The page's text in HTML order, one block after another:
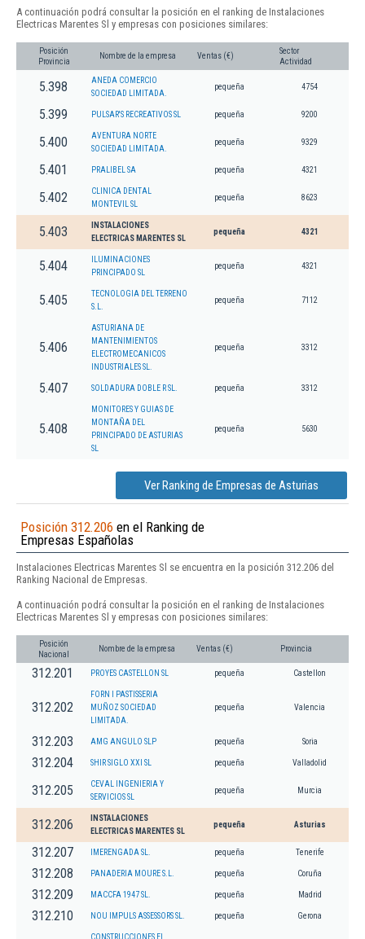
A continuación podrá consultar la posición en el ranking de Instalaciones
Electricas Marentes Sl y empresas con posiciones similares:
Posición
Provincia
Nombre de la empresa Ventas (€)
Sector
Actividad
5.398
ANEDA COMERCIO
SOCIEDAD LIMITADA.
pequeña 4754
5.399 PULSAR'S RECREATIVOS SL pequeña 9200
5.400
AVENTURA NORTE
SOCIEDAD LIMITADA.
pequeña 9329
5.401 PRALIBEL SA pequeña 4321
5.402
CLINICA DENTAL
MONTEVIL SL
pequeña 8623
5.403
INSTALACIONES
ELECTRICAS MARENTES SL
pequeña 4321
5.404
ILUMINACIONES
PRINCIPADO SL
pequeña 4321
5.405
TECNOLOGIA DEL TERRENO
S.L.
pequeña 7112
5.406
ASTURIANA DE
MANTENIMIENTOS
ELECTROMECANICOS
INDUSTRIALES SL.
pequeña 3312
5.407 SOLDADURA DOBLE R SL. pequeña 3312
5.408
MONITORES Y GUIAS DE
MONTAÑA DEL
PRINCIPADO DE ASTURIAS
SL
pequeña 5630
Ver Ranking de Empresas de Asturias
Posición 312.206 en el Ranking de
Empresas Españolas
Instalaciones Electricas Marentes Sl se encuentra en la posición 312.206 del
Ranking Nacional de Empresas.
A continuación podrá consultar la posición en el ranking de Instalaciones
Electricas Marentes Sl y empresas con posiciones similares:
Posición
Nacional
Nombre de la empresa Ventas (€) Provincia
312.201 PROYES CASTELLON SL pequeña Castellon
312.202
FORN I PASTISSERIA
MUÑOZ SOCIEDAD
LIMITADA.
pequeña Valencia
312.203 AMG ANGULO SLP pequeña Soria
312.204 SHIR SIGLO XXI SL pequeña Valladolid
312.205
CEVAL INGENIERIA Y
SERVICIOS SL
pequeña Murcia
312.206
INSTALACIONES
ELECTRICAS MARENTES SL
pequeña Asturias
312.207 IMERENGADA SL. pequeña Tenerife
312.208 PANADERIA MOURE S.L. pequeña Coruña
312.209 MACCFA 1947 SL. pequeña Madrid
312.210 NOU IMPULS ASSESSORS SL. pequeña Gerona
CONSTRUCCIONES EL